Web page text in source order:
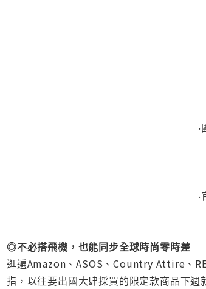
◎不必搭飛機，也能同步全球時尚零時差
逛遍Amazon、ASOS、Country Attire、
指，以往要出國大肆採買的限定款商品下